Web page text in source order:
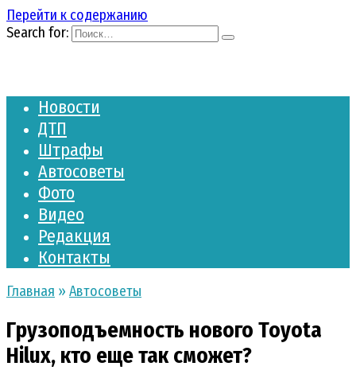
Перейти к содержанию
Search for:
Новости
ДТП
Штрафы
Автосоветы
Фото
Видео
Редакция
Контакты
Главная » Автосоветы
Грузоподъемность нового Toyota
Hilux, кто еще так сможет?